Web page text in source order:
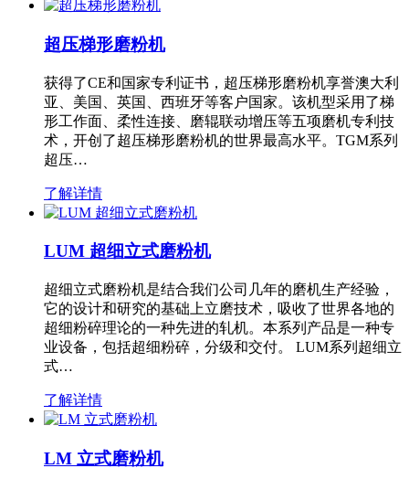
超压梯形磨粉机
获得了CE和国家专利证书，超压梯形磨粉机享誉澳大利
亚、美国、英国、西班牙等客户国家。该机型采用了梯
形工作面、柔性连接、磨辊联动增压等五项磨机专利技
术，开创了超压梯形磨粉机的世界最高水平。TGM系列
超压…
了解详情
LUM 超细立式磨粉机
超细立式磨粉机是结合我们公司几年的磨机生产经验，
它的设计和研究的基础上立磨技术，吸收了世界各地的
超细粉碎理论的一种先进的轧机。本系列产品是一种专
业设备，包括超细粉碎，分级和交付。 LUM系列超细立
式…
了解详情
LM 立式磨粉机